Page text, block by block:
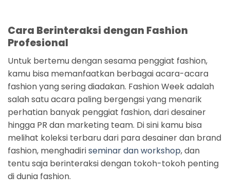
Cara Berinteraksi dengan Fashion
Profesional
Untuk bertemu dengan sesama penggiat fashion,
kamu bisa memanfaatkan berbagai acara-acara
fashion yang sering diadakan. Fashion Week adalah
salah satu acara paling bergengsi yang menarik
perhatian banyak penggiat fashion, dari desainer
hingga PR dan marketing team. Di sini kamu bisa
melihat koleksi terbaru dari para desainer dan brand
fashion, menghadiriseminar dan workshop, dan
tentu saja berinteraksi dengan tokoh-tokoh penting
di dunia fashion.